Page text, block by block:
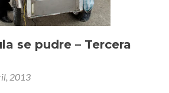
se pudre – Tercera
2013